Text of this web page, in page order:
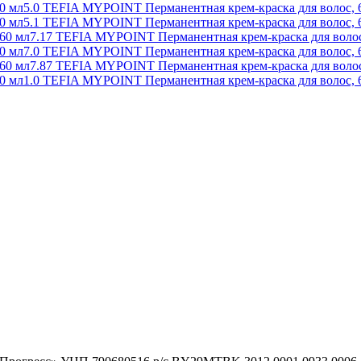
5.0 TEFIA MYPOINT Перманентная крем-краска для волос,
5.1 TEFIA MYPOINT Перманентная крем-краска для волос,
7.17 TEFIA MYPOINT Перманентная крем-краска для
7.0 TEFIA MYPOINT Перманентная крем-краска для волос,
7.87 TEFIA MYPOINT Перманентная крем-краска для
1.0 TEFIA MYPOINT Перманентная крем-краска для волос,